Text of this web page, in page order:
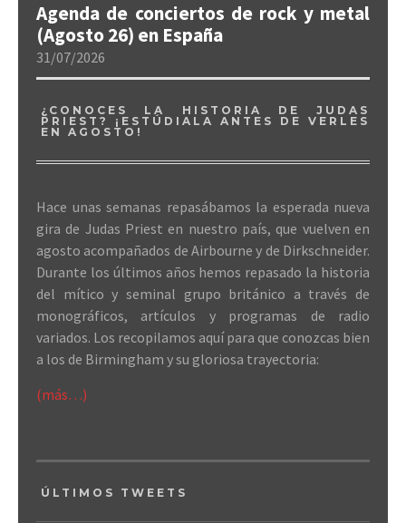
Agenda de conciertos de rock y metal
(Agosto 26) en España
31/07/2026
¿CONOCES LA HISTORIA DE JUDAS
PRIEST? ¡ESTÚDIALA ANTES DE VERLES
EN AGOSTO!
Hace unas semanas repasábamos la esperada nueva
gira de Judas Priest en nuestro país, que vuelven en
agosto acompañados de Airbourne y de Dirkschneider.
Durante los últimos años hemos repasado la historia
del mítico y seminal grupo británico a través de
monográficos, artículos y programas de radio
variados. Los recopilamos aquí para que conozcas bien
a los de Birmingham y su gloriosa trayectoria:
(más…)
ÚLTIMOS TWEETS